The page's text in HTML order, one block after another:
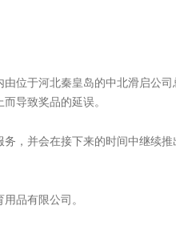
位于河北秦皇岛的中北滑启公
导致奖品的延误。
，并会在接下来的时间中继续
品有限公司。